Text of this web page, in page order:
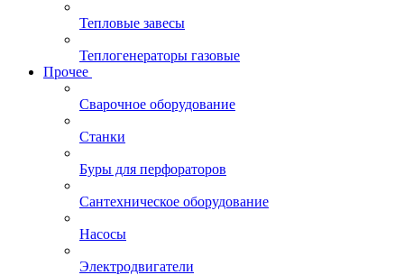
Тепловые завесы
Теплогенераторы газовые
Прочее
Сварочное оборудование
Станки
Буры для перфораторов
Сантехническое оборудование
Насосы
Электродвигатели